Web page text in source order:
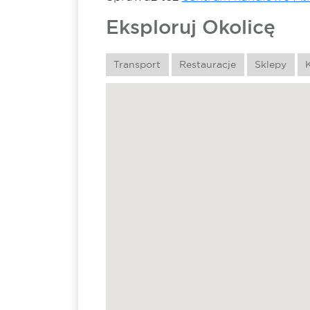
Eksploruj Okolicę
Transport Restauracje Sklepy